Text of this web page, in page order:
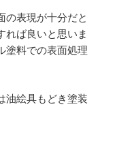
の表現が十分だと
れば良いと思いま
塗料での表面処理
油絵具もどき塗装